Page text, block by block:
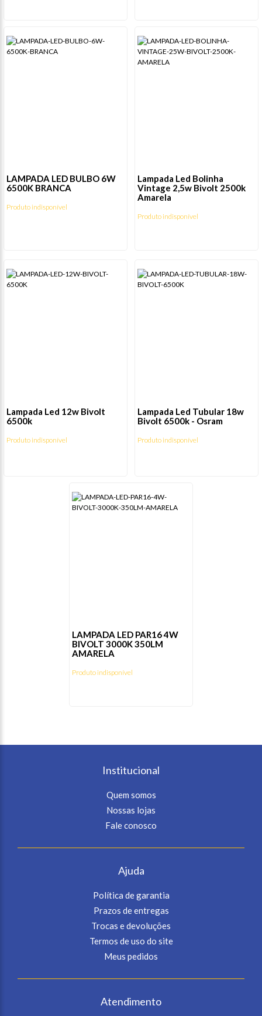
LAMPADA LED BULBO 6W
6500K BRANCA
Produto indisponível
Lampada Led Bolinha
Vintage 2,5w Bivolt 2500k
Amarela
Produto indisponível
Lampada Led 12w Bivolt
6500k
Produto indisponível
Lampada Led Tubular 18w
Bivolt 6500k - Osram
Produto indisponível
LAMPADA LED PAR16 4W
BIVOLT 3000K 350LM
AMARELA
Produto indisponível
Institucional
Quem somos
Nossas lojas
Fale conosco
Ajuda
Política de garantia
Prazos de entregas
Trocas e devoluções
Termos de uso do site
Meus pedidos
Atendimento